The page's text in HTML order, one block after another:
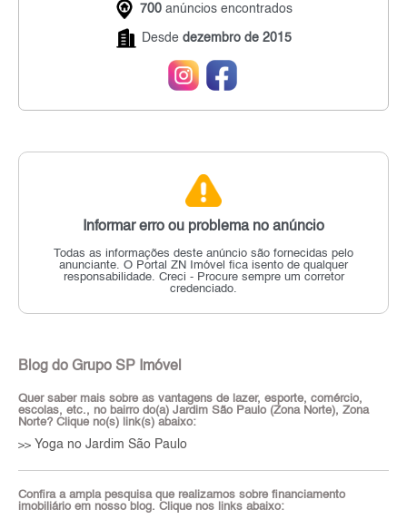
700 anúncios encontrados
Desde dezembro de 2015
Informar erro ou problema no anúncio
Todas as informações deste anúncio são fornecidas pelo
anunciante. O Portal ZN Imóvel fica isento de qualquer
responsabilidade. Creci - Procure sempre um corretor
credenciado.
Blog do Grupo SP Imóvel
Quer saber mais sobre as vantagens de lazer, esporte, comércio,
escolas, etc., no bairro do(a) Jardim São Paulo (Zona Norte), Zona
Norte? Clique no(s) link(s) abaixo:
>> Yoga no Jardim São Paulo
Confira a ampla pesquisa que realizamos sobre financiamento
imobiliário em nosso blog. Clique nos links abaixo: